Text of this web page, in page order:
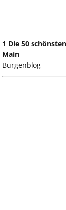
1 Die 50
Main
Burgenblog